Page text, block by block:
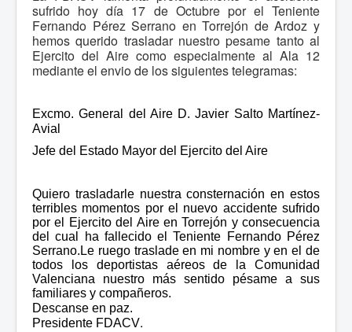
sufrido hoy día 17 de Octubre por el Teniente
Fernando Pérez Serrano en Torrejón de Ardoz y
hemos querido trasladar nuestro pesame tanto al
Ejercito del Aire como especialmente al Ala 12
mediante el envio de los siguientes telegramas:
Excmo. General del Aire D. Javier Salto Martínez-
Avial
Jefe del Estado Mayor del Ejercito del Aire
Quiero trasladarle nuestra consternación en estos
terribles momentos por el nuevo accidente sufrido
por el Ejercito del Aire en Torrejón y consecuencia
del cual ha fallecido el Teniente Fernando Pérez
Serrano.Le ruego traslade en mi nombre y en el de
todos los deportistas aéreos de la Comunidad
Valenciana nuestro más sentido pésame a sus
familiares y compañeros.
Descanse en paz.
Presidente FDACV.